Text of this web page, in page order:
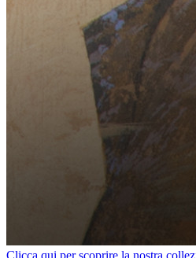
Clicca qui per scoprire la nostra